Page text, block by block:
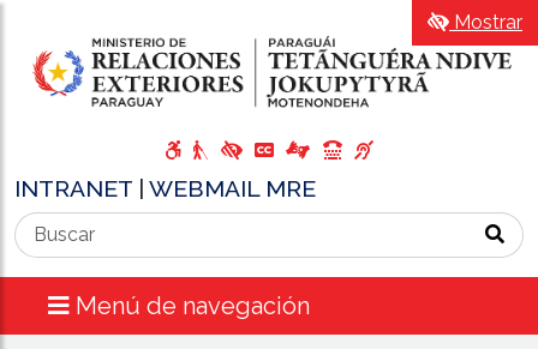
INTRANET WEBMAIL MRE
Menú de navegación
Mostrar